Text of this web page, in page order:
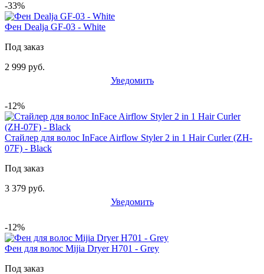
-33%
Фен Dealja GF-03 - White
Под заказ
2 999 руб.
Уведомить
-12%
Стайлер для волос InFace Airflow Styler 2 in 1 Hair Curler (ZH-
07F) - Black
Под заказ
3 379 руб.
Уведомить
-12%
Фен для волос Mijia Dryer H701 - Grey
Под заказ